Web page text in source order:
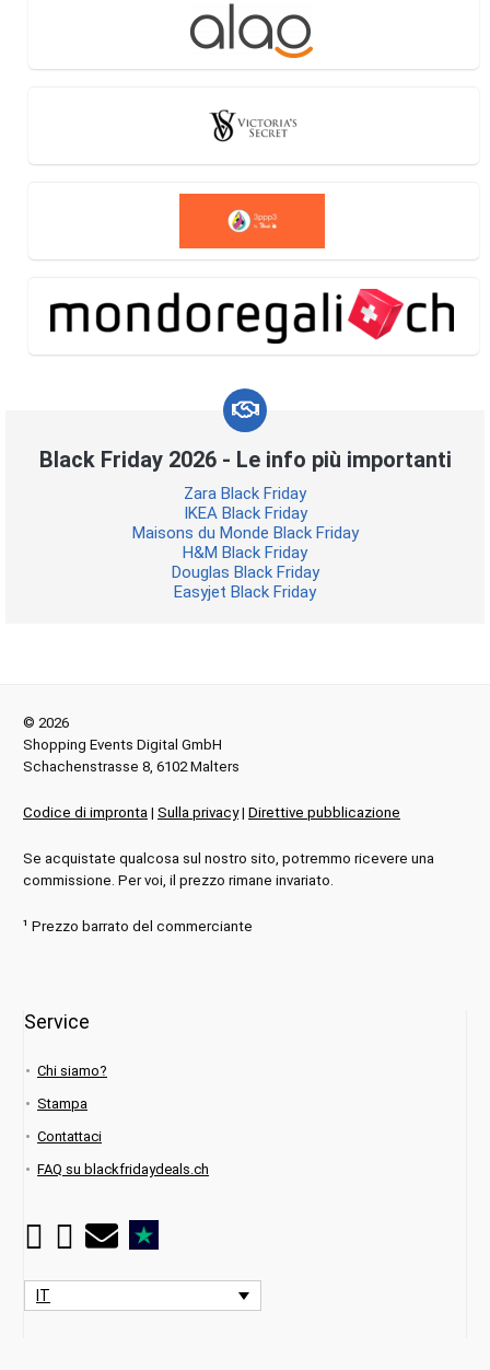
Black Friday 2026 - Le info più importanti
Zara Black Friday
IKEA Black Friday
Maisons du Monde Black Friday
H&M Black Friday
Douglas Black Friday
Easyjet Black Friday
© 2026
Shopping Events Digital GmbH
Schachenstrasse 8, 6102 Malters
Codice di impronta | Sulla privacy| Direttive pubblicazione
Se acquistate qualcosa sul nostro sito, potremmo ricevere una
commissione. Per voi, il prezzo rimane invariato.
¹ Prezzo barrato del commerciante
Service
Chi siamo?
Stampa
Contattaci
FAQ su blackfridaydeals.ch
IT